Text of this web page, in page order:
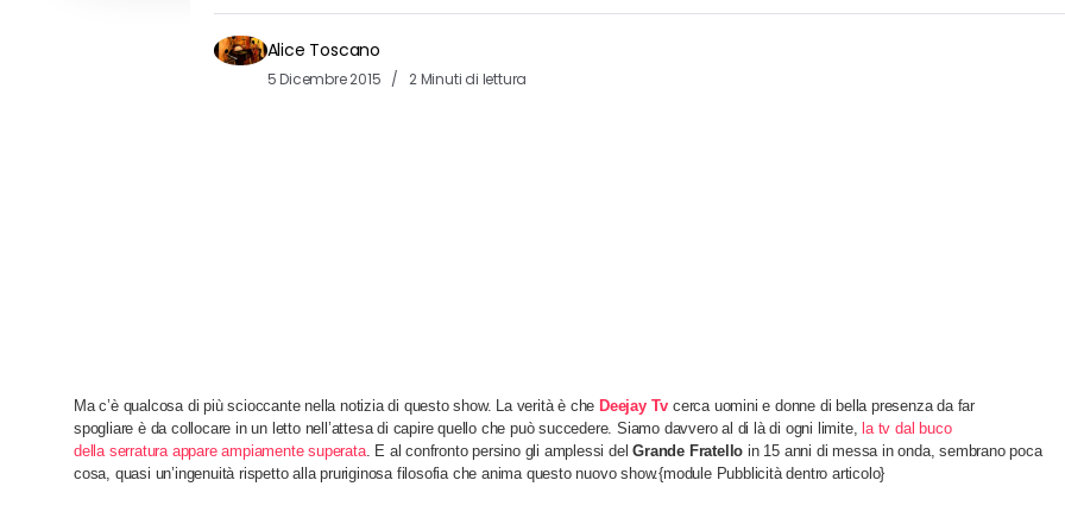
Alice Toscano
5 Dicembre 2015 2 Minuti di lettura
Ma c’è qualcosa di più scioccante nella notizia di questo show. La verità è che Deejay Tv cerca uomini e donne di bella presenza da far
spogliare è da collocare in un letto nell’attesa di capire quello che può succedere. Siamo davvero al di là di ogni limite, la tv dal buco
della serratura appare ampiamente superata. E al confronto persino gli amplessi delGrande Fratello in 15 anni di messa in onda, sembrano poca
cosa, quasi un’ingenuità rispetto alla pruriginosa filosofia che anima questo nuovo show.{module Pubblicità dentro articolo}